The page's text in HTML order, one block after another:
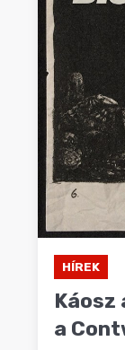
HÍREK
Káosz
a